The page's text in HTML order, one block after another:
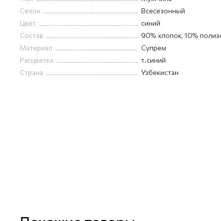
Сезон
Всесезонный
Цвет
синий
Состав
90% хлопок, 10%
Материал
Супрем
Расцветка
т.синий
Страна
Узбекистан